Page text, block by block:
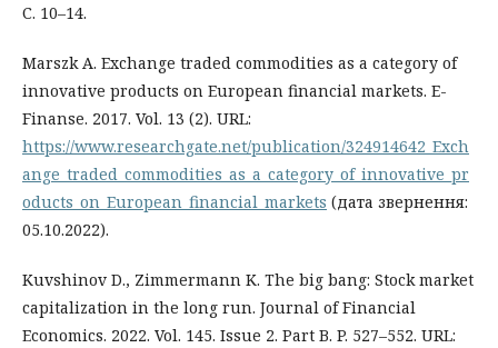
С. 10–14.
Marszk A. Exchange traded commodities as a category of
innovative products on European financial markets. Е-
Finanse. 2017. Vol. 13 (2). URL:
https://www.researchgate.net/publication/324914642_Exch
ange_traded_commodities_as_a_category_of_innovative_pr
oducts_on_European_financial_markets (дата звернення:
05.10.2022).
Kuvshinov D., Zimmermann K. The big bang: Stock market
capitalization in the long run. Journal of Financial
Economics. 2022. Vol. 145. Issue 2. Part B. P. 527–552. URL: